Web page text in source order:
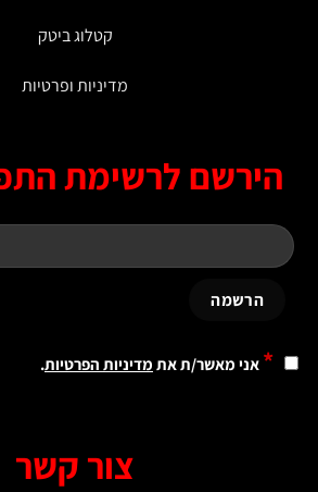
קטלוג ביטק
מדיניות ופרטיות
לרשימת
אני מאשר/ת אתמדיניות הפרטיות.
צור קשר